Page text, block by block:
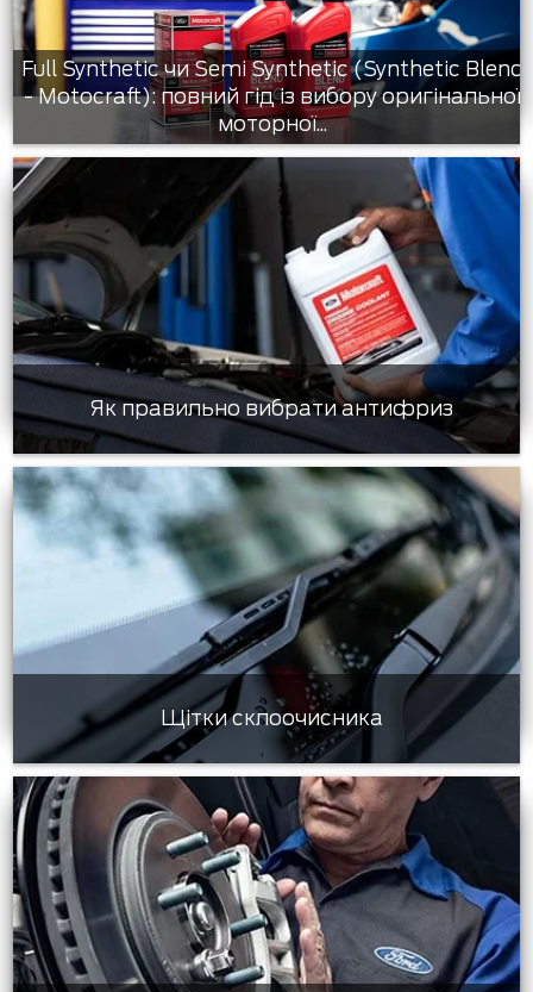
Full Synthetic чи Semi Synthetic (Synthetic Blend
- Motocraft): повний гід із вибору оригінальної
моторної...
Як правильно вибрати антифриз
Щітки склоочисника